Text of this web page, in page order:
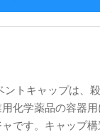
ントキャップは、
化学薬品の容器
です。キャップ